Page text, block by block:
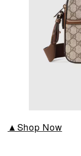
▲Shop Now